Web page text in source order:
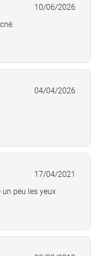
10/06/2026
04/04/2026
17/04/2021
un peu les yeux